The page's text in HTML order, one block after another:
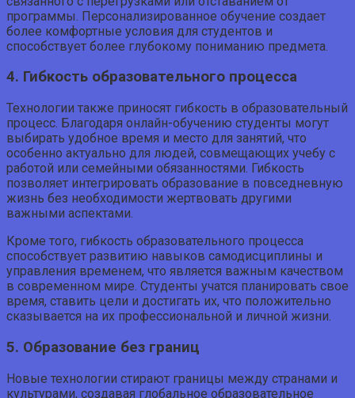
программы. Персонализированное обучение создает
более комфортные условия для студентов и
способствует более глубокому пониманию предмета.
4. Гибкость образовательного процесса
Технологии также приносят гибкость в образовательный
процесс. Благодаря онлайн-обучению студенты могут
выбирать удобное время и место для занятий, что
особенно актуально для людей, совмещающих учебу с
работой или семейными обязанностями. Гибкость
позволяет интегрировать образование в повседневную
жизнь без необходимости жертвовать другими
важными аспектами.
Кроме того, гибкость образовательного процесса
способствует развитию навыков самодисциплины и
управления временем, что является важным качеством
в современном мире. Студенты учатся планировать свое
время, ставить цели и достигать их, что положительно
сказывается на их профессиональной и личной жизни.
5. Образование без границ
Новые технологии стирают границы между странами и
культурами, создавая глобальное образовательное